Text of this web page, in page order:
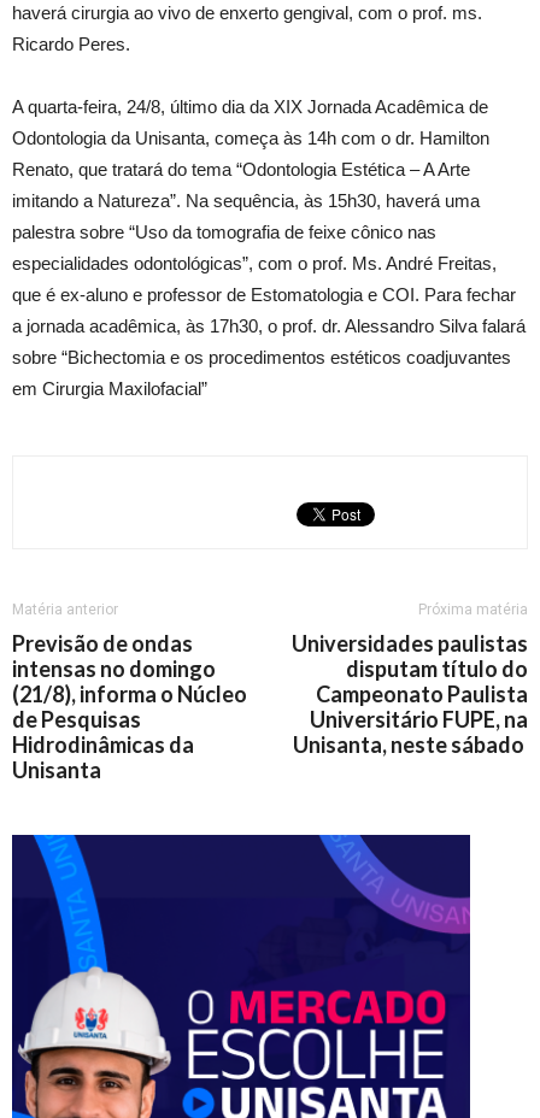
haverá cirurgia ao vivo de enxerto gengival, com o prof. ms.
Ricardo Peres.
A quarta-feira, 24/8, último dia da XIX Jornada Acadêmica de
Odontologia da Unisanta, começa às 14h com o dr. Hamilton
Renato, que tratará do tema “Odontologia Estética – A Arte
imitando a Natureza”. Na sequência, às 15h30, haverá uma
palestra sobre “Uso da tomografia de feixe cônico nas
especialidades odontológicas”, com o prof. Ms. André Freitas,
que é ex-aluno e professor de Estomatologia e COI. Para fechar
a jornada acadêmica, às 17h30, o prof. dr. Alessandro Silva falará
sobre “Bichectomia e os procedimentos estéticos coadjuvantes
em Cirurgia Maxilofacial”
Matéria anterior
Previsão de ondas
intensas no domingo
(21/8), informa o Núcleo
de Pesquisas
Hidrodinâmicas da
Unisanta
Próxima matéria
Universidades paulistas
disputam título do
Campeonato Paulista
Universitário FUPE, na
Unisanta, neste sábado